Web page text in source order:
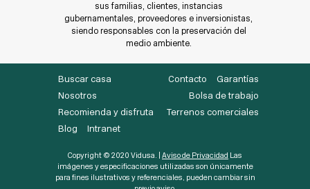
sus familias, clientes, instancias
gubernamentales, proveedores e inversionistas,
siendo responsables con la preservación del
medio ambiente.
Buscar casa
Nosotros
Recomienda y disfruta
Blog
Intranet
Contacto
Garantías
Bolsa de trabajo
Terrenos comerciales
Copyright © 2020 Vidusa. | Aviso de Privacidad Las
imágenes y especificaciones utilizadas son únicamente
para fines ilustrativos y referenciales, pueden cambiar sin